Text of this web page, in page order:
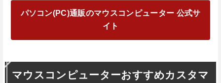
パソコン(PC)通販のマウスコンピューター 公式サ
イト
マウスコンピューターおすすめカスタマ